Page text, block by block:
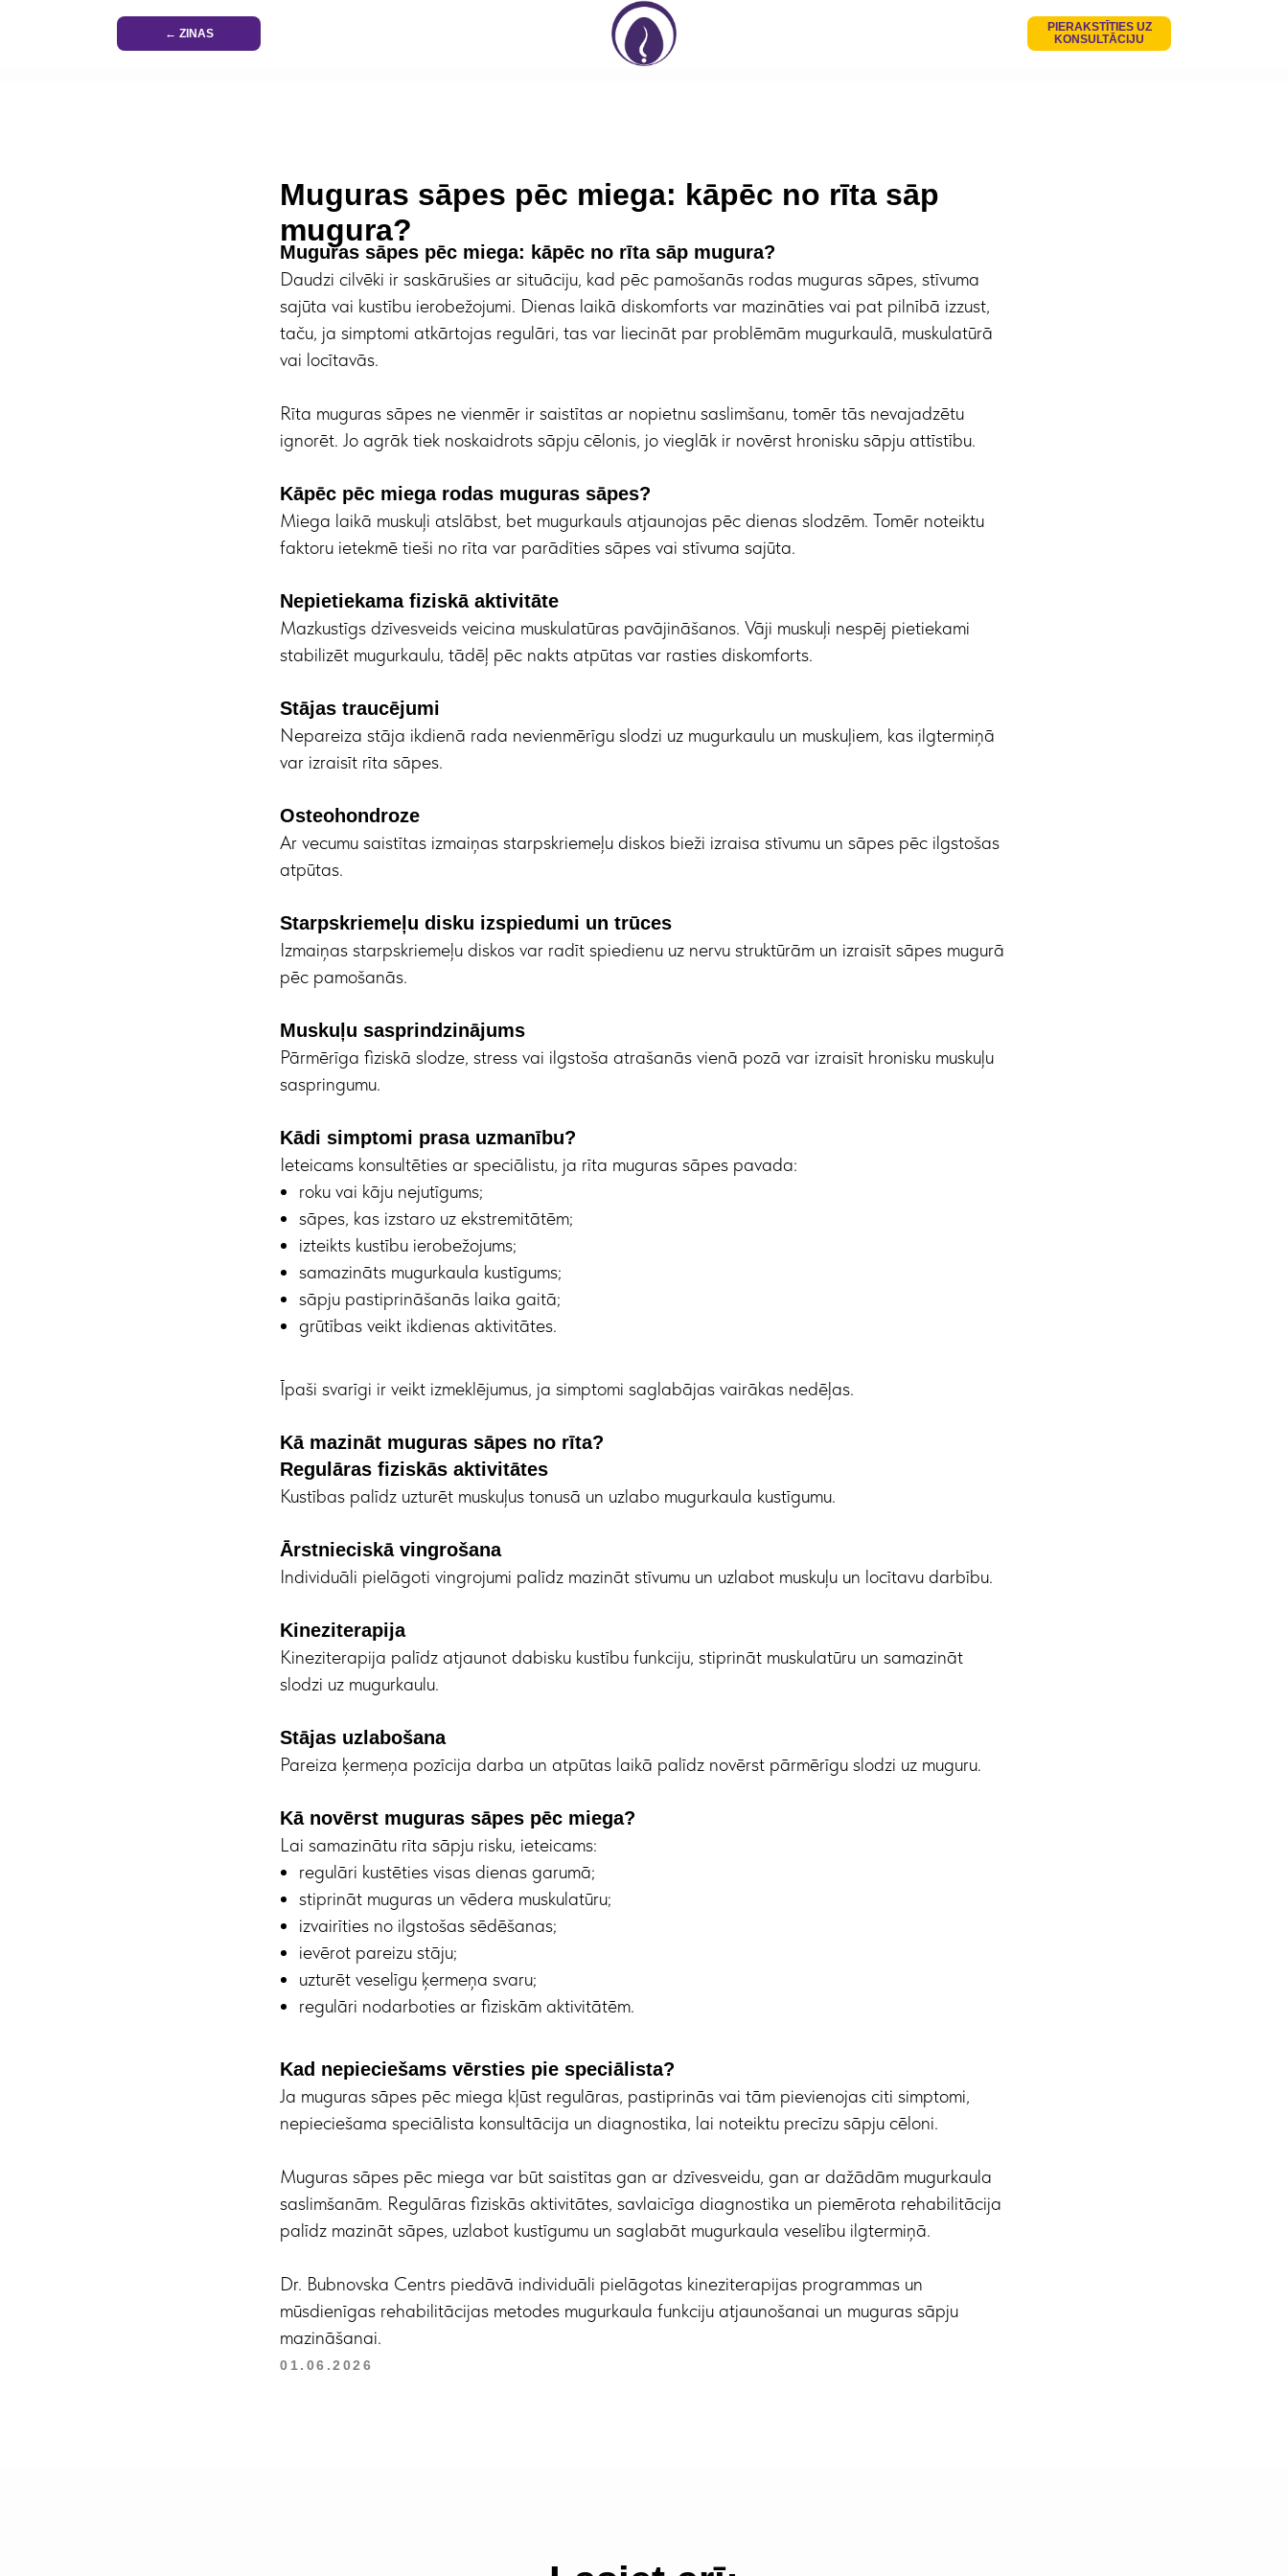
← ZINAS
PIERAKSTĪTIES UZ
KONSULTĀCIJU
Muguras sāpes pēc miega: kāpēc no rīta sāp
mugura?
Muguras sāpes pēc miega: kāpēc no rīta sāp mugura?
Daudzi cilvēki ir saskārušies ar situāciju, kad pēc pamošanās rodas muguras sāpes, stīvuma
sajūta vai kustību ierobežojumi. Dienas laikā diskomforts var mazināties vai pat pilnībā izzust,
taču, ja simptomi atkārtojas regulāri, tas var liecināt par problēmām mugurkaulā, muskulatūrā
vai locītavās.
Rīta muguras sāpes ne vienmēr ir saistītas ar nopietnu saslimšanu, tomēr tās nevajadzētu
ignorēt. Jo agrāk tiek noskaidrots sāpju cēlonis, jo vieglāk ir novērst hronisku sāpju attīstību.
Kāpēc pēc miega rodas muguras sāpes?
Miega laikā muskuļi atslābst, bet mugurkauls atjaunojas pēc dienas slodzēm. Tomēr noteiktu
faktoru ietekmē tieši no rīta var parādīties sāpes vai stīvuma sajūta.
Nepietiekama fiziskā aktivitāte
Mazkustīgs dzīvesveids veicina muskulatūras pavājināšanos. Vāji muskuļi nespēj pietiekami
stabilizēt mugurkaulu, tādēļ pēc nakts atpūtas var rasties diskomforts.
Stājas traucējumi
Nepareiza stāja ikdienā rada nevienmērīgu slodzi uz mugurkaulu un muskuļiem, kas ilgtermiņā
var izraisīt rīta sāpes.
Osteohondroze
Ar vecumu saistītas izmaiņas starpskriemeļu diskos bieži izraisa stīvumu un sāpes pēc ilgstošas
atpūtas.
Starpskriemeļu disku izspiedumi un trūces
Izmaiņas starpskriemeļu diskos var radīt spiedienu uz nervu struktūrām un izraisīt sāpes mugurā
pēc pamošanās.
Muskuļu sasprindzinājums
Pārmērīga fiziskā slodze, stress vai ilgstoša atrašanās vienā pozā var izraisīt hronisku muskuļu
saspringumu.
Kādi simptomi prasa uzmanību?
Ieteicams konsultēties ar speciālistu, ja rīta muguras sāpes pavada:
roku vai kāju nejutīgums;
sāpes, kas izstaro uz ekstremitātēm;
izteikts kustību ierobežojums;
samazināts mugurkaula kustīgums;
sāpju pastiprināšanās laika gaitā;
grūtības veikt ikdienas aktivitātes.
Īpaši svarīgi ir veikt izmeklējumus, ja simptomi saglabājas vairākas nedēļas.
Kā mazināt muguras sāpes no rīta?
Regulāras fiziskās aktivitātes
Kustības palīdz uzturēt muskuļus tonusā un uzlabo mugurkaula kustīgumu.
Ārstnieciskā vingrošana
Individuāli pielāgoti vingrojumi palīdz mazināt stīvumu un uzlabot muskuļu un locītavu darbību.
Kineziterapija
Kineziterapija palīdz atjaunot dabisku kustību funkciju, stiprināt muskulatūru un samazināt
slodzi uz mugurkaulu.
Stājas uzlabošana
Pareiza ķermeņa pozīcija darba un atpūtas laikā palīdz novērst pārmērīgu slodzi uz muguru.
Kā novērst muguras sāpes pēc miega?
Lai samazinātu rīta sāpju risku, ieteicams:
regulāri kustēties visas dienas garumā;
stiprināt muguras un vēdera muskulatūru;
izvairīties no ilgstošas sēdēšanas;
ievērot pareizu stāju;
uzturēt veselīgu ķermeņa svaru;
regulāri nodarboties ar fiziskām aktivitātēm.
Kad nepieciešams vērsties pie speciālista?
Ja muguras sāpes pēc miega kļūst regulāras, pastiprinās vai tām pievienojas citi simptomi,
nepieciešama speciālista konsultācija un diagnostika, lai noteiktu precīzu sāpju cēloni.
Muguras sāpes pēc miega var būt saistītas gan ar dzīvesveidu, gan ar dažādām mugurkaula
saslimšanām. Regulāras fiziskās aktivitātes, savlaicīga diagnostika un piemērota rehabilitācija
palīdz mazināt sāpes, uzlabot kustīgumu un saglabāt mugurkaula veselību ilgtermiņā.
Dr. Bubnovska Centrs piedāvā individuāli pielāgotas kineziterapijas programmas un
mūsdienīgas rehabilitācijas metodes mugurkaula funkciju atjaunošanai un muguras sāpju
mazināšanai.
01.06.2026